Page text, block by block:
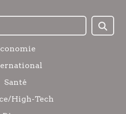
Santé
High-Tech